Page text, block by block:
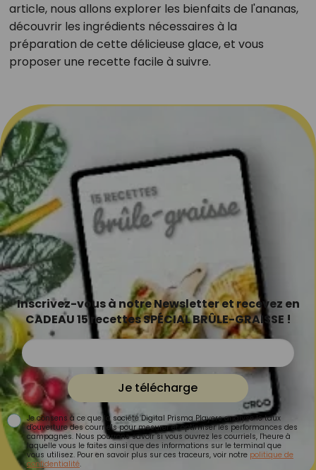
article, nous allons explorer les bienfaits de l'ananas,
découvrir les ingrédients nécessaires à la
préparation de cette délicieuse glace, et vous
proposer une recette facile à suivre.
Inscrivez-vous à notre Newsletter et recevez en
CADEAU 15 recettes SPÉCIAL BRÛLE-GRAISSE !
Je télécharge
Je consens à ce que la société Digital Prisma Players analyse le taux
d'ouverture des courriels pour mesurer et optimiser les performances des
campagnes. Nous pourrons savoir si vous ouvrez les courriels, l'heure à
laquelle vous le faites ainsi que des informations sur le terminal que
vous utilisez. Pour en savoir plus sur ces traceurs, voir notre politique de
confidentialité.